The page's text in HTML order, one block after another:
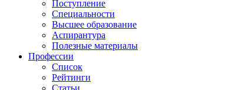
Поступление
Специальности
Высшее образование
Аспирантура
Полезные материалы
Профессии
Список
Рейтинги
Статьи